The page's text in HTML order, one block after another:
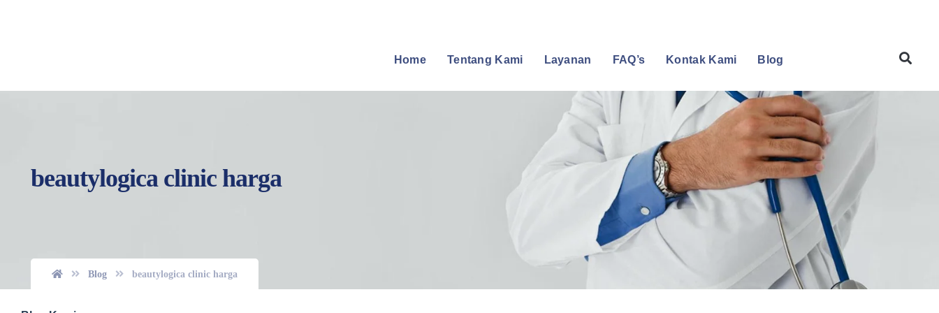
Home Tentang Kami Layanan FAQ’s Kontak Kami Blog
beautylogica clinic harga
Blog beautylogica clinic harga